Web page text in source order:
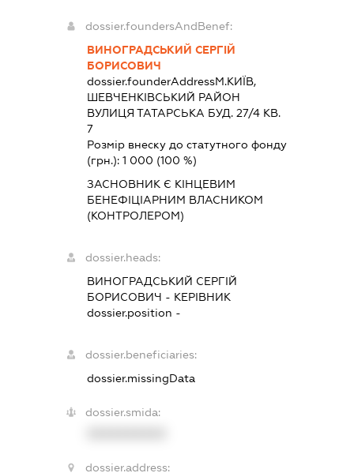
dossier.foundersAndBenef:
ВИНОГРАДСЬКИЙ СЕРГІЙ
БОРИСОВИЧ
dossier.founderAddressМ.КИЇВ,
ШЕВЧЕНКІВСЬКИЙ РАЙОН
ВУЛИЦЯ ТАТАРСЬКА БУД. 27/4 КВ.
7
Розмір внеску до статутного фонду
(грн.):1 000 (100 %)
ЗАСНОВНИК Є КІНЦЕВИМ
БЕНЕФІЦІАРНИМ ВЛАСНИКОМ
(КОНТРОЛЕРОМ)
dossier.heads:
ВИНОГРАДСЬКИЙ СЕРГІЙ
БОРИСОВИЧ - КЕРІВНИК
dossier.position -
dossier.beneficiaries:
dossier.missingData
dossier.smida:
dossier.address: